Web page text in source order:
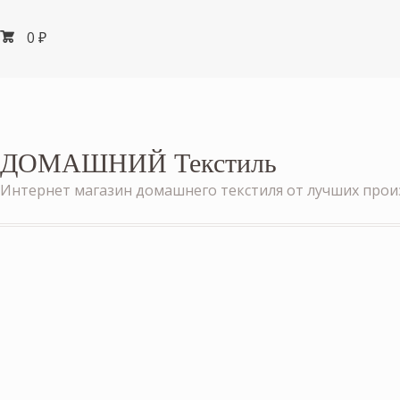
0 ₽
ДОМАШНИЙ Текстиль
Интернет магазин домашнего текстиля от лучших